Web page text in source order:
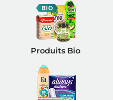
Produits Bio